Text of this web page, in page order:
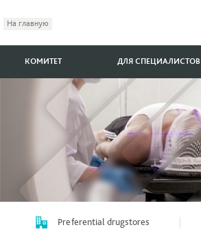
На главную
КОМИТЕТ ДЛЯ СПЕЦИАЛИСТОВ
Preferential drugstores